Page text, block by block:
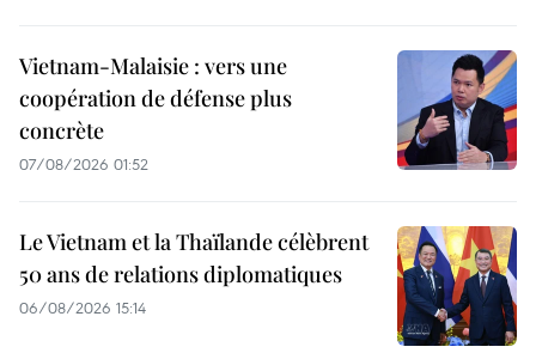
Vietnam-Malaisie : vers une
coopération de défense plus
concrète
07/08/2026 01:52
Le Vietnam et la Thaïlande célèbrent
50 ans de relations diplomatiques
06/08/2026 15:14